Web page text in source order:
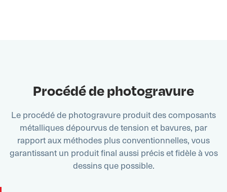
Procédé de photogravure
Le procédé de photogravure produit des composants
métalliques dépourvus de tension et bavures, par
rapport aux méthodes plus conventionnelles, vous
garantissant un produit final aussi précis et fidèle à vos
dessins que possible.